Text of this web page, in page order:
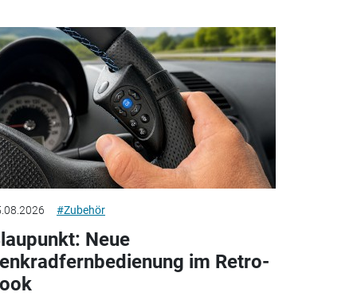
#Zubehör
Neue
im Retro-